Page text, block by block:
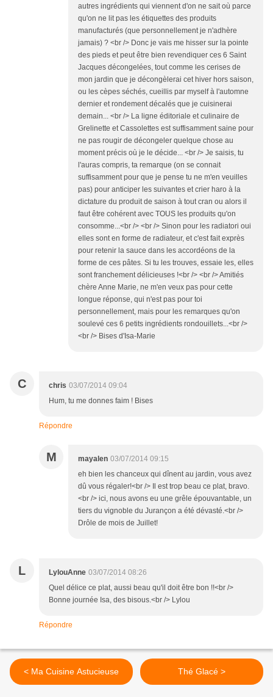
autres ingrédients qui viennent d'on ne sait où parce
qu'on ne lit pas les étiquettes des produits
manufacturés (que personnellement je n'adhère
jamais) ? <br /> Donc je vais me hisser sur la pointe
des pieds et peut être bien revendiquer ces 6 Saint
Jacques décongelées, tout comme les cerises de
mon jardin que je décongèlerai cet hiver hors saison,
ou les cèpes séchés, cueillis par myself à l'automne
dernier et rondement décalés que je cuisinerai
demain... <br /> La ligne éditoriale et culinaire de
Grelinette et Cassolettes est suffisamment saine pour
ne pas rougir de décongeler quelque chose au
moment précis où je le décide... <br /> Je saisis, tu
l'auras compris, ta remarque (on se connait
suffisamment pour que je pense tu ne m'en veuilles
pas) pour anticiper les suivantes et crier haro à la
dictature du produit de saison à tout cran ou alors il
faut être cohérent avec TOUS les produits qu'on
consomme...<br /> <br /> Sinon pour les radiatori oui
elles sont en forme de radiateur, et c'est fait exprès
pour retenir la sauce dans les accordéons de la
forme de ces pâtes. Si tu les trouves, essaie les, elles
sont franchement délicieuses !<br /> <br /> Amitiés
chère Anne Marie, ne m'en veux pas pour cette
longue réponse, qui n'est pas pour toi
personnellement, mais pour les remarques qu'on
soulevé ces 6 petits ingrédients rondouillets...<br />
<br /> Bises d'Isa-Marie
C chris 03/07/2014 09:04
Hum, tu me donnes faim ! Bises
Répondre
M mayalen 03/07/2014 09:15
eh bien les chanceux qui dînent au jardin, vous avez
dû vous régaler!<br /> Il est trop beau ce plat, bravo.
<br /> ici, nous avons eu une grêle épouvantable, un
tiers du vignoble du Jurançon a été dévasté.<br />
Drôle de mois de Juillet!
L LylouAnne 03/07/2014 08:26
Quel délice ce plat, aussi beau qu'il doit être bon !!<br />
Bonne journée Isa, des bisous.<br /> Lylou
Répondre
< Ma Cuisine Astucieuse Thé Glacé >